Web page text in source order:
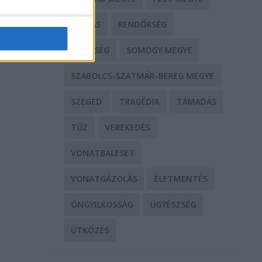
RABLÁS RENDŐRSÉG
SEGÍTSÉG SOMOGY MEGYE
SZABOLCS-SZATMÁR-BEREG MEGYE
SZEGED TRAGÉDIA TÁMADÁS
TŰZ VEREKEDÉS
VONATBALESET
VONATGÁZOLÁS ÉLETMENTÉS
ÖNGYILKOSSÁG ÜGYÉSZSÉG
ÜTKÖZÉS